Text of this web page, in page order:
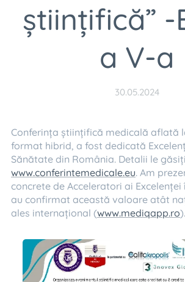
științifică” -
a V-a
30.05.2024
Conferința științifică medicală aflată
format hibrid, a fost dedicată
Sănătate din România. Detalii le
www.conferintemedicale.eu. Am
concrete de Acceleratori ai
au confirmat această valoare atât
ales internațional (www.mediqapp.ro).